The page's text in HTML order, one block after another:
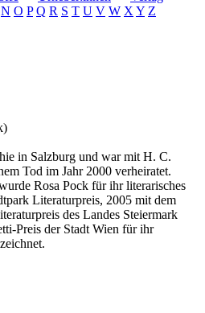
N O P Q R S T U V W X Y Z
in Salzburg und war mit H. C.
Tod im Jahr 2000 verheiratet.
Rosa Pock für ihr literarisches
Literaturpreis, 2005 mit dem
des Landes Steiermark
Preis der Stadt Wien für ihr